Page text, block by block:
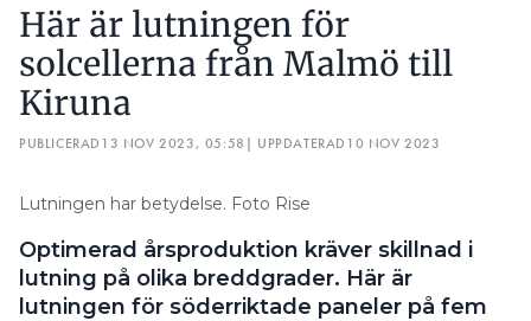
Här är lutningen för
solcellerna från Malmö till
Kiruna
PUBLICERAD 13 NOV 2023, 05:58 | UPPDATERAD 10 NOV 2023
Lutningen har betydelse. Foto Rise
Optimerad årsproduktion kräver skillnad i
lutning på olika breddgrader. Här är
lutningen för söderriktade paneler på fem